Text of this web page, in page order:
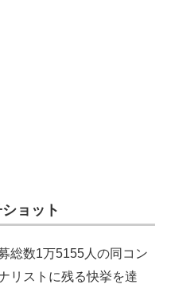
ョット
総数1万5155人の同コン
リストに残る快挙を達